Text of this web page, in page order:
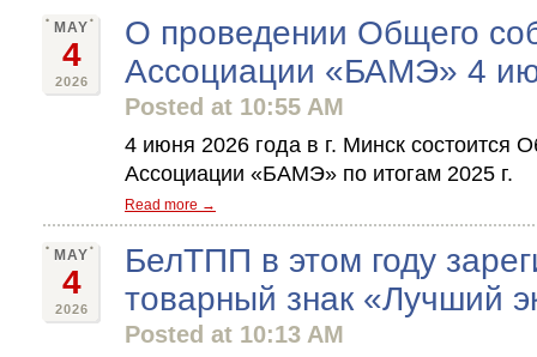
MAY
4
2026
О проведении Общего
Ассоциации «БАМЭ» 4
Posted at 10:55 AM
4 июня 2026 года в г. Минск состоится
Ассоциации «БАМЭ» по итогам 2025 г.
Read more →
MAY
4
2026
БелТПП в этом году
товарный знак «Лучший
Posted at 10:13 AM